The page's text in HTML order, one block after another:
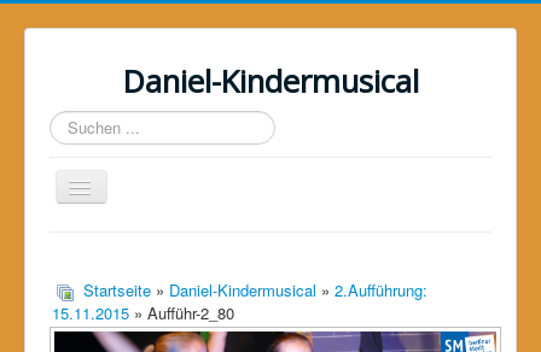
Daniel-Kindermusical
Suchen
...
Toggle
Navigation
Über uns
Das Musical
Startseite » Daniel-Kindermusical » 2.Aufführung:
15.11.2015 » Aufführ-2_80